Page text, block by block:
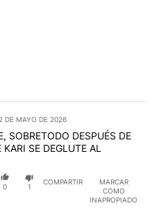
DE MAYO DE 2026
SOBRETODO DESPUÉS DE
SE DEGLUTE AL
0 1
COMPARTIR
MARCAR
COMO
INAPROPIADO